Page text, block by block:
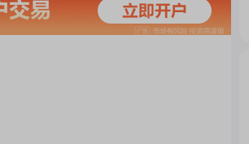
热